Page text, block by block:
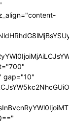
gap="10"